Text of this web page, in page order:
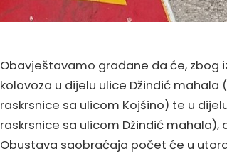
Obavještavamo građane da će, zbog
kolovoza u dijelu ulice Džindić
raskrsnice sa ulicom Kojšino) te u
raskrsnice sa ulicom Džindić
Obustava saobraćaja počet će u